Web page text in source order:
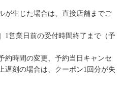
が生じた場合は、直接店舗までご
1営業日前の受付時間終了まで（予
約時間の変更、予約当日キャンセ
遅刻の場合は、クーポン1回分が失